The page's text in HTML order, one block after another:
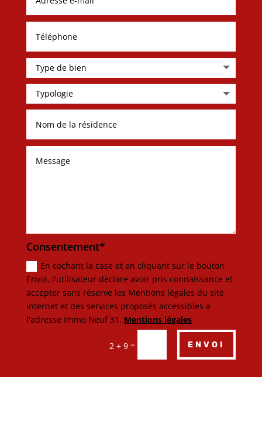
Consentement*
En cochant la case et en cliquant sur le bouton
Envoi, l'utilisateur déclare avoir pris connaissance et
accepter sans réserve les Mentions légales du site
internet et des services proposés accessibles à
l'adresse Immo Neuf 31. Mentions légales
2 + 9 = ENVOI